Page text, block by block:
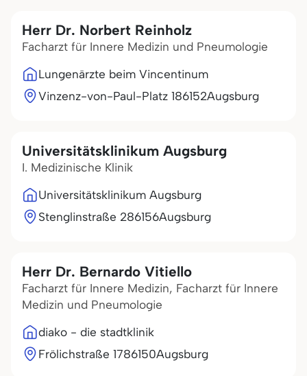
Herr Dr. Norbert Reinholz
Facharzt für Innere Medizin und Pneumologie
Lungenärzte beim Vincentinum
Vinzenz-von-Paul-Platz 186152Augsburg
Universitätsklinikum Augsburg
I. Medizinische Klinik
Universitätsklinikum Augsburg
Stenglinstraße 286156Augsburg
Herr Dr. Bernardo Vitiello
Facharzt für Innere Medizin, Facharzt für Innere
Medizin und Pneumologie
diako - die stadtklinik
Frölichstraße 1786150Augsburg